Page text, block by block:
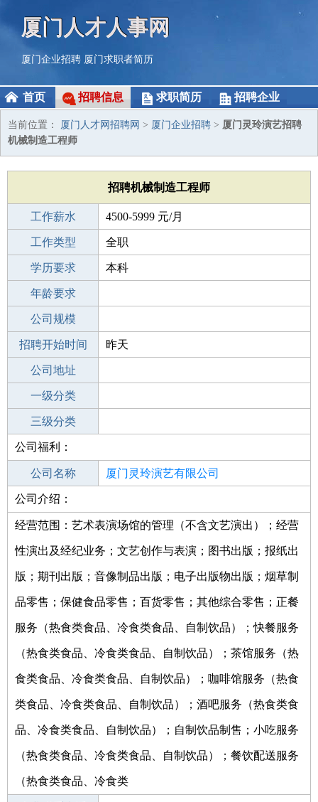
厦门人才人事网
厦门企业招聘 厦门求职者简历
首页 招聘信息 求职简历 招聘企业
当前位置： 厦门人才网招聘网 > 厦门企业招聘 > 厦门灵玲演艺招聘
机械制造工程师
招聘机械制造工程师
工作薪水 4500-5999 元/月
招聘人数 若干
工作类型 全职
性别要求 -
学历要求 本科
工作经验
年龄要求
工作地点
公司规模
公司电话
招聘开始时间 昨天
招聘结束时间
公司地址
一级分类
二级分类
三级分类
其他行业
公司福利：
公司名称 厦门灵玲演艺有限公司
公司类型
公司介绍：
经营范围：艺术表演场馆的管理（不含文艺演出）；经营
性演出及经纪业务；文艺创作与表演；图书出版；报纸出
版；期刊出版；音像制品出版；电子出版物出版；烟草制
品零售；保健食品零售；百货零售；其他综合零售；正餐
服务（热食类食品、冷食类食品、自制饮品）；快餐服务
（热食类食品、冷食类食品、自制饮品）；茶馆服务（热
食类食品、冷食类食品、自制饮品）；咖啡馆服务（热食
类食品、冷食类食品、自制饮品）；酒吧服务（热食类食
品、冷食类食品、自制饮品）；自制饮品制售；小吃服务
（热食类食品、冷食类食品、自制饮品）；餐饮配送服务
（热食类食品、冷食类